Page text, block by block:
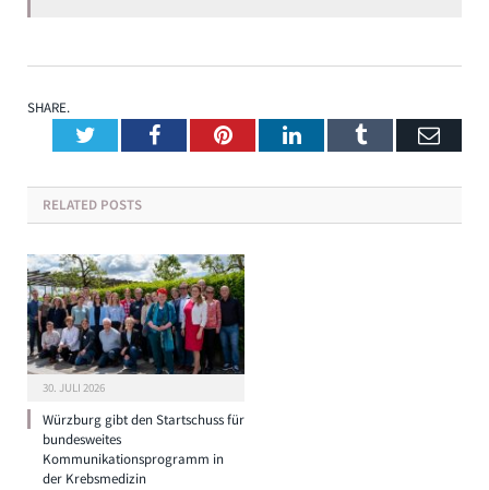
SHARE.
TwitterFacebookPinterestLinkedInTumblr
RELATED POSTS
30. JULI 2026
Würzburg gibt den Startschuss für
bundesweites
Kommunikationsprogramm in
der Krebsmedizin